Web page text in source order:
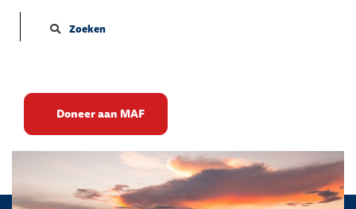
Zoeken
Doneer aan MAF
Hoop in wanhoop